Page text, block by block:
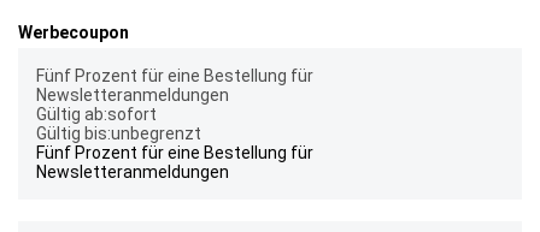
Werbecoupon
Fünf Prozent für eine Bestellung für
Newsletteranmeldungen
Gültig ab:sofort
Gültig bis:unbegrenzt
Fünf Prozent für eine Bestellung für
Newsletteranmeldungen